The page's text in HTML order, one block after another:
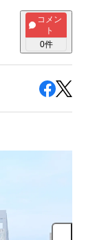
コメン
ト
0件